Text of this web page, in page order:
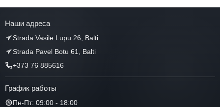
Наши адреса
Strada Vasile Lupu 26, Balti
Strada Pavel Botu 61, Balti
+373 76 885616
График работы
Пн-Пт: 09:00 - 18:00